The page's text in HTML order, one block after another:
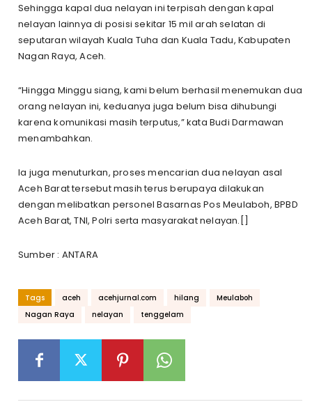
Sehingga kapal dua nelayan ini terpisah dengan kapal
nelayan lainnya di posisi sekitar 15 mil arah selatan di
seputaran wilayah Kuala Tuha dan Kuala Tadu, Kabupaten
Nagan Raya, Aceh.
“Hingga Minggu siang, kami belum berhasil menemukan dua
orang nelayan ini, keduanya juga belum bisa dihubungi
karena komunikasi masih terputus,” kata Budi Darmawan
menambahkan.
Ia juga menuturkan, proses mencarian dua nelayan asal
Aceh Barat tersebut masih terus berupaya dilakukan
dengan melibatkan personel Basarnas Pos Meulaboh, BPBD
Aceh Barat, TNI, Polri serta masyarakat nelayan.[]
Sumber : ANTARA
Tags aceh acehjurnal.com hilang
Meulaboh
Nagan Raya
nelayan tenggelam